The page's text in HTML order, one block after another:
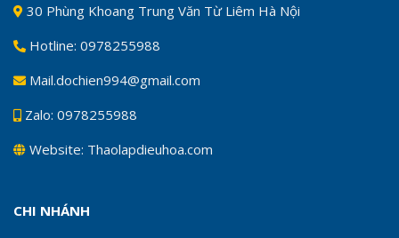
30 Phùng Khoang Trung Văn Từ Liêm Hà Nội
Hotline: 0978255988
Mail.dochien994@gmail.com
Zalo: 0978255988
Website: Thaolapdieuhoa.com
CHI NHÁNH